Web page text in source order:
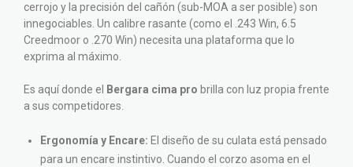
cerrojo y la precisión del cañón (sub-MOA a ser posible) son
innegociables. Un calibre rasante (como el .243 Win, 6.5
Creedmoor o .270 Win) necesita una plataforma que lo
exprima al máximo.
Es aquí donde el Bergara cima pro brilla con luz propia frente
a sus competidores.
Ergonomía y Encare: El diseño de su culata está pensado
para un encare instintivo. Cuando el corzo asoma en el